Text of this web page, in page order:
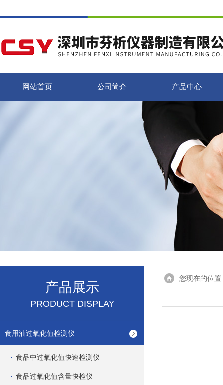
网站首页 公司简介 产品中心
产品展示
PRODUCT DISPLAY
食用油过氧化值检测仪
食品中过氧化值快速检测仪
食品过氧化值含量快检仪
您现在的位置